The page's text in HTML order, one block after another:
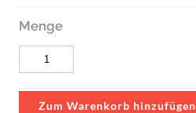
Menge
Zum Warenkorb hinzufügen